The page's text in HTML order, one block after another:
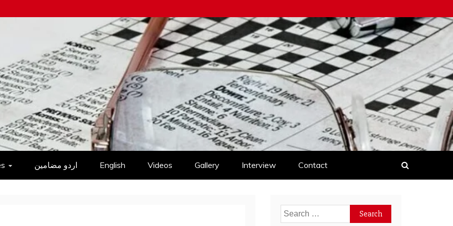
اردو مضامین English Videos Gallery Interview Contact
Search